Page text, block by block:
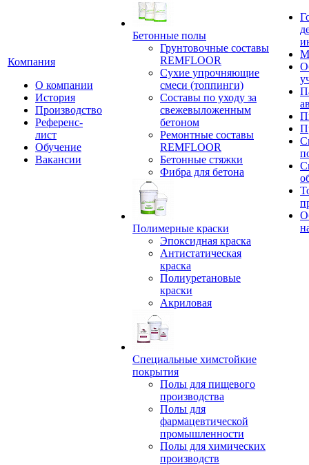
Компания
О компании
История
Производство
Референс-
лист
Обучение
Вакансии
Бетонные полы
Грунтовочные составы
REMFLOOR
Сухие упрочняющие
смеси (топпинги)
Составы по уходу за
свежевыложенным
бетоном
Ремонтные составы
REMFLOOR
Бетонные стяжки
Фибра для бетона
Полимерные краски
Эпоксидная краска
Антистатическая
краска
Полиуретановые
краски
Акриловая
Специальные химстойкие
покрытия
Полы для пищевого
производства
Полы для
фармацевтической
промышленности
Полы для химических
производств